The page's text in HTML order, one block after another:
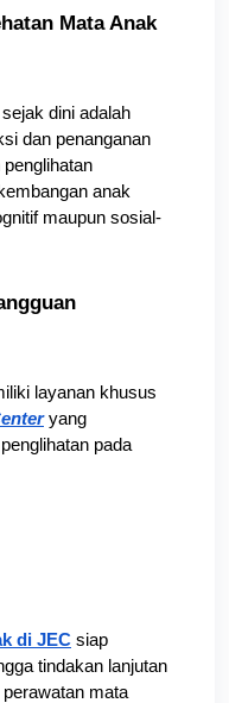
Mata Anak
dini adalah
dan penanganan
anak
maupun sosial-
yang
pada
di JEC siap
tindakan lanjutan
mata